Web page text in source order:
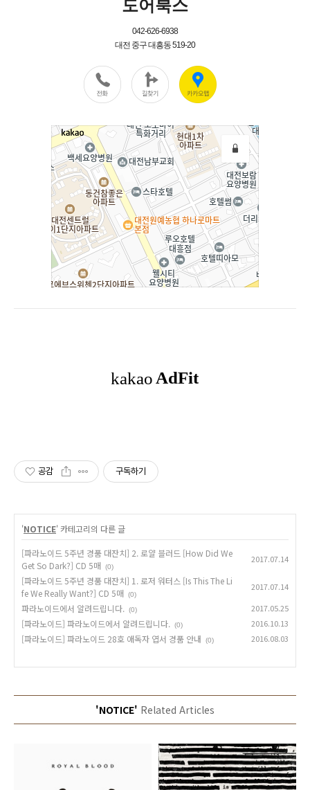
공감 구독하기
'NOTICE' 카테고리의 다른 글
[파라노이드 5주년 경품 대잔치] 2. 로얄 블러드 [How Did We
Get So Dark?] CD 5매
(0)
2017.07.14
[파라노이드 5주년 경품 대잔치] 1. 로저 워터스 [Is This The Li
fe We Really Want?] CD 5매
(0)
2017.07.14
파라노이드에서 알려드립니다. (0) 2017.05.25
[파라노이드] 파라노이드에서 알려드립니다. (0) 2016.10.13
[파라노이드] 파라노이드 28호 애독자 엽서 경품 안내 (0) 2016.08.03
'NOTICE' Related Articles